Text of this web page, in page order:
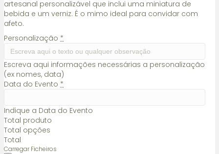
artesanal personalizável que inclui uma miniatura de
bebida e um verniz. É o mimo ideal para convidar com
afeto.
Personalização *
Escreva aqui informações necessárias a personalização
(ex nomes, data)
Data do Evento *
Indique a Data do Evento
Total produto
Total opções
Total
Carregar Ficheiros